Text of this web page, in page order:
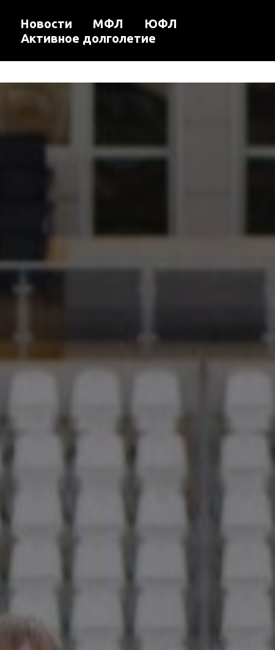
Новости МФЛ
ЮФЛ
Активное долголетие